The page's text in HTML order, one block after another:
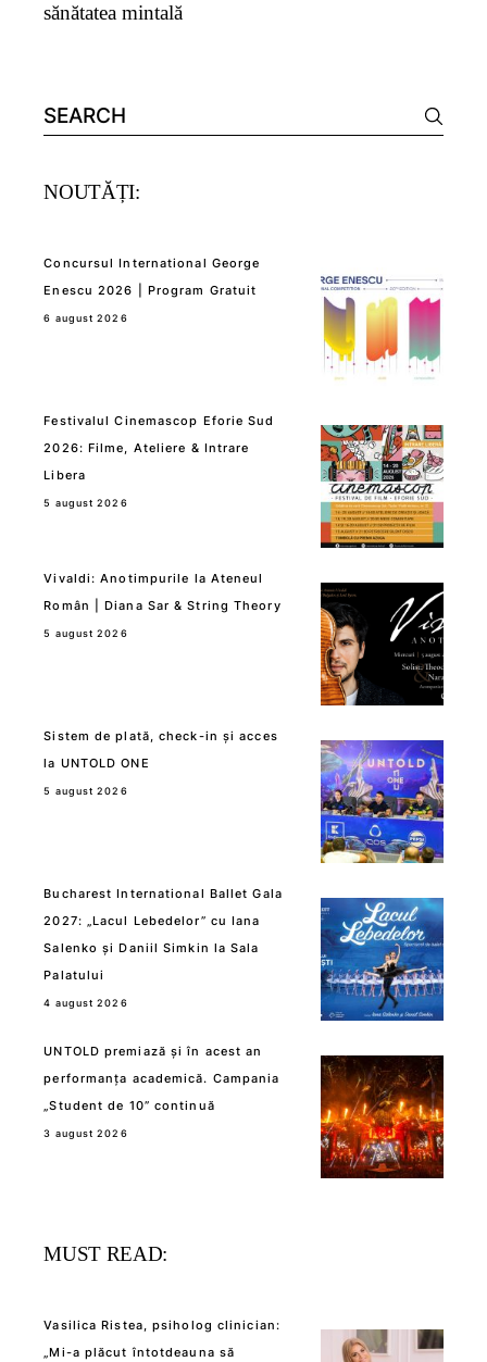
sănătatea mintală
Search
for:
NOUTĂȚI:
Concursul International George
Enescu 2026 | Program Gratuit
6 august 2026
Festivalul Cinemascop Eforie Sud
2026: Filme, Ateliere & Intrare
Libera
5 august 2026
Vivaldi: Anotimpurile la Ateneul
Român | Diana Sar & String Theory
5 august 2026
Sistem de plată, check-in și acces
la UNTOLD ONE
5 august 2026
Bucharest International Ballet Gala
2027: „Lacul Lebedelor” cu Iana
Salenko și Daniil Simkin la Sala
Palatului
4 august 2026
UNTOLD premiază și în acest an
performanța academică. Campania
„Student de 10” continuă
3 august 2026
MUST READ:
Vasilica Ristea, psiholog clinician:
„Mi-a plăcut întotdeauna să